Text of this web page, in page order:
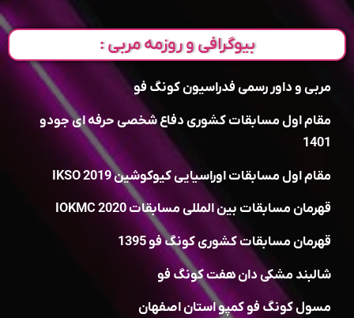
بیوگرافی و روزمه مربی :
مربی و داور رسمی فدراسیون کونگ فو
مقام اول مسابقات کشوری دفاع شخصی حرفه ای جودو
1401
مقام اول مسابقات اوراسیایی کیوکوشین IKSO 2019
قهرمان مسابقات بین المللی مسابقات IOKMC 2020
قهرمان مسابقات کشوری کونگ فو 1395
شالبند مشکی دان هفت کونگ فو
مسول کونگ فو کمپو استان اصفهان